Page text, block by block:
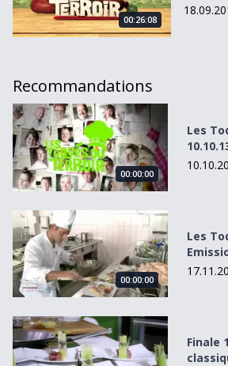
00:26:08
Recommandations
Les Toqués du Terroir du 10.10.13
00:00:00
Les
Les Toqués du Terroir - Emission 10-
00:00:00
Les
Finale 1/2 – Les grands classiques
Finale